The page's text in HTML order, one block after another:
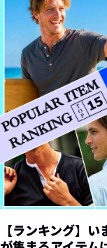
【ランキング】